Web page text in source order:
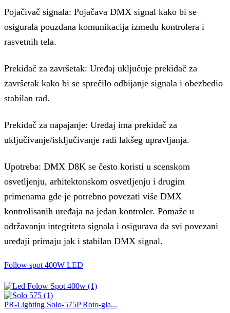
Pojačivač signala: Pojačava DMX signal kako bi se
osigurala pouzdana komunikacija između kontrolera i
rasvetnih tela.
Prekidač za završetak: Uređaj uključuje prekidač za
završetak kako bi se sprečilo odbijanje signala i obezbedio
stabilan rad.
Prekidač za napajanje: Uređaj ima prekidač za
uključivanje/isključivanje radi lakšeg upravljanja.
Upotreba: DMX D8K se često koristi u scenskom
osvetljenju, arhitektonskom osvetljenju i drugim
primenama gde je potrebno povezati više DMX
kontrolisanih uređaja na jedan kontroler. Pomaže u
održavanju integriteta signala i osigurava da svi povezani
uređaji primaju jak i stabilan DMX signal.
Follow spot 400W LED
PR-Lighting Solo-575P Roto-gla...